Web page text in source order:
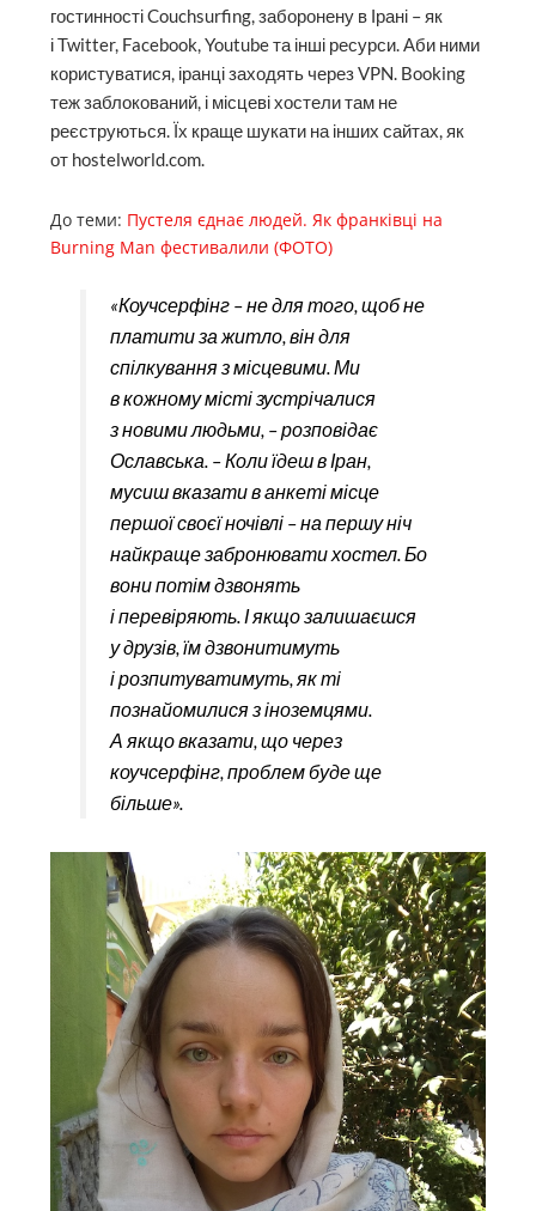
гостинності Couchsurfing, заборонену в Ірані – як
і Twitter, Facebook, Youtube та інші ресурси. Аби ними
користуватися, іранці заходять через VPN. Booking
теж заблокований, і місцеві хостели там не
реєструються. Їх краще шукати на інших сайтах, як
от hostelworld.com.
До теми: Пустеля єднає людей. Як франківці на
Burning Man фестивалили (ФОТО)
«Коучсерфінг – не для того, щоб не
платити за житло, він для
спілкування з місцевими. Ми
в кожному місті зустрічалися
з новими людьми, – розповідає
Ославська. – Коли їдеш в Іран,
мусиш вказати в анкеті місце
першої своєї ночівлі – на першу ніч
найкраще забронювати хостел. Бо
вони потім дзвонять
і перевіряють. І якщо залишаєшся
у друзів, їм дзвонитимуть
і розпитуватимуть, як ті
познайомилися з іноземцями.
А якщо вказати, що через
коучсерфінг, проблем буде ще
більше».